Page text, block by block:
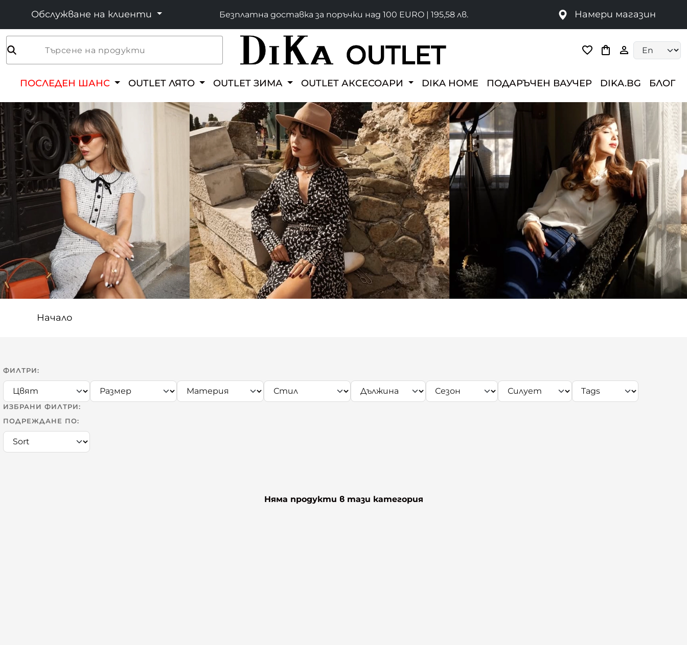
Обслужване на клиенти Безплатна доставка за поръчки над 100 EURO | 195,58 лв. Намери магазин
Търсене на продукти
ПОСЛЕДЕН ШАНС OUTLET ЛЯТО OUTLET ЗИМА OUTLET АКСЕСОАРИ DIKA HOME ПОДАРЪЧЕН ВАУЧЕР DIKA.BG БЛОГ
Начало
ФИЛТРИ:
ИЗБРАНИ ФИЛТРИ:
ПОДРЕЖДАНЕ ПО:
Няма продукти в тази категория